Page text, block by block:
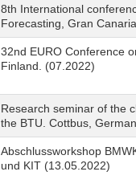
8th International
Forecasting, Gran
32nd EURO Conference
Finland. (07.2022)
Research seminar of the
the BTU. Cottbus,
Abschlussworkshop
und KIT (13.05.2022)